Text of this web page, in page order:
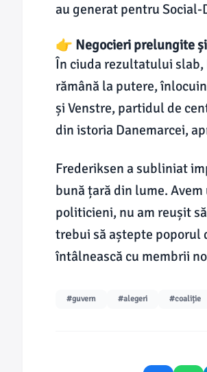
au generat pentru
👉 Negocieri prelungite
În ciuda rezultatului slab,
rămână la putere,
și Venstre, partidul de
din istoria Danemarcei,
Frederiksen a subliniat
bună țară din lume.
politicieni, nu am reușit
trebui să aștepte poporul
întâlnească cu membrii
#guvern #alegeri #coaliție